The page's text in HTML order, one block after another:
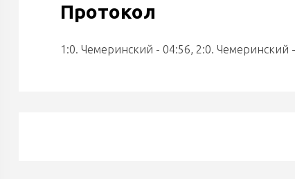
Протокол
1:0. Чемеринский - 04:56, 2:0. Чемеринский